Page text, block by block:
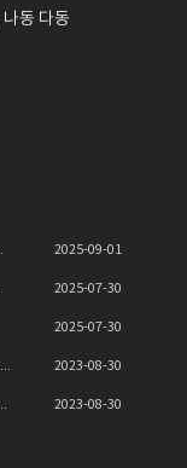
동 다동
납품설치 2025-09-01
2025-07-30
2025-07-30
진주 가좌초 체육관 환경개선공사 관급자재 납품 시공 2023-08-30
차도 분리공사 관급자재 .. 2023-08-30